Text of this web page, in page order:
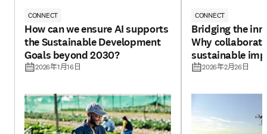
CONNECT
How can we ensure AI supports
the Sustainable Development
Goals beyond 2030?
2026年1月16日
CONNECT
Bridging the
Why
sustainable
2026年2月26日